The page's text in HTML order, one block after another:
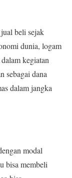
beli sejak
dunia, logam
kegiatan
sebagai dana
dalam jangka
modal
bisa membeli